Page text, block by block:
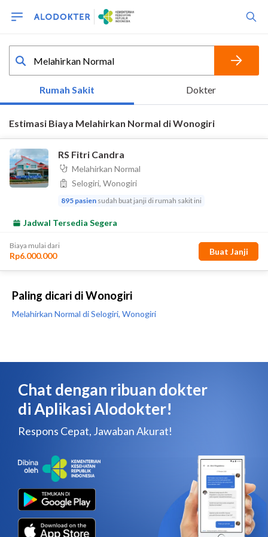
Paling dicari di Wonogiri
Melahirkan Normal di Selogiri, Wonogiri